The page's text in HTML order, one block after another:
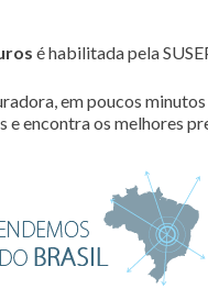
é habilitada pela
em poucos minutos
e encontra os melhores